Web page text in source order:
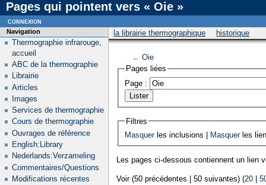
Pages qui pointent vers « Oie »
la librairie thermographique historique
← Oie
Pages liées
Page :
Filtres
Masquerles inclusions | Masquerles
Les pages ci-dessous contiennent un lien
Voir (50 précédentes | 50 suivantes) (20
Navigation
Thermographie infrarouge,
accueil
ABC de la thermographie
Librairie
Articles
Images
Services de thermographie
Cours de thermographie
Ouvrages de référence
English:Library
Nederlands:Verzameling
Commentaires/Questions
Modifications récentes
connexion